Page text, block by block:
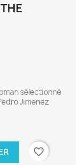
sélectionné
Jimenez
favorite_border